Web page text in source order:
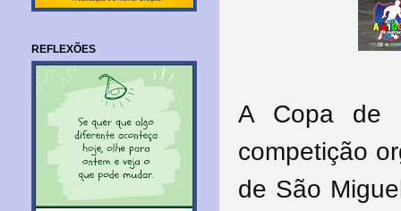
A Copa de
competição
de São
REFLEXÕES